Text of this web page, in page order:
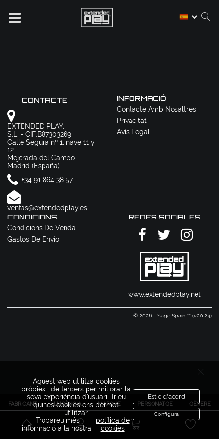
FABRICANT LLICÈNCIA MARQUE PERSONATGE GÈNERE
CONTACTE
EXTENDED PLAY,
S.L. - CIF:B87303269
Calle Segura nº 1, nave 11 y
12
Mejorada del Campo
Madrid (España)
+34 91 864 38 57
ventas@extendedplay.es
INFORMACIÓ
Contacte Amb Nosaltres
Privacitat
Avís Legal
CONDICIONS
Condicions De Venda
Gastos De Envío
REDES SOCIALES
www.extendedplay.net
© 2026 - Sage Spain ™ (v.20.24)
Aquest web utilitza cookies
pròpies i de tercers per millorar la
seva experiència d'usuari. Trieu
quines cookies ens permet
utilitzar.
Trobareu més
informació a la nostra
política de
cookies
Estic d'acord
Configura